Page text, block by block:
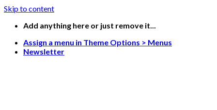
Skip to content
Add anything here or just remove it...
Assign a menu in Theme Options > Menus
Newsletter